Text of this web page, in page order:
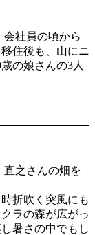
社員の頃から
住後も、山にニ
の娘さんの3人
直之さんの畑を
折吹く突風にも
ラの森が広がっ
暑さの中でもし